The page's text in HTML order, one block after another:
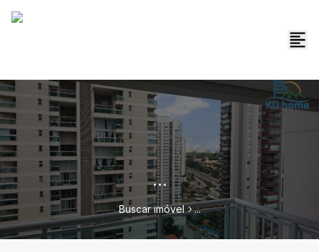
...
Buscar imóvel ...